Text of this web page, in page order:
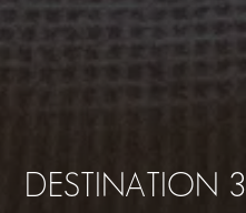
DESTINATION 3